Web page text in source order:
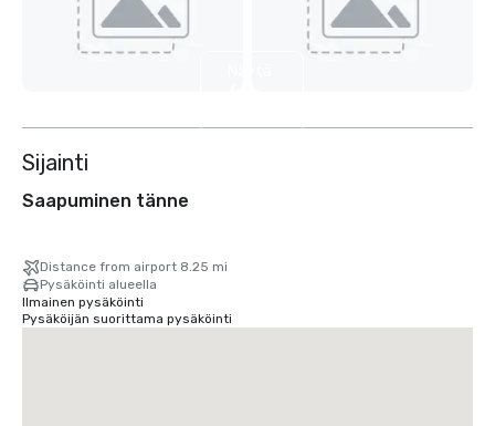
Sijainti
Saapuminen tänne
Distance from airport 8.25 mi
Pysäköinti alueella
Ilmainen pysäköinti
Pysäköijän suorittama pysäköinti